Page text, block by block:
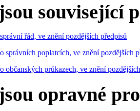
související
řád, ve znění pozdějších předpisů
správních poplatcích, ve znění pozdějších
občanských průkazech, ve znění
opravné